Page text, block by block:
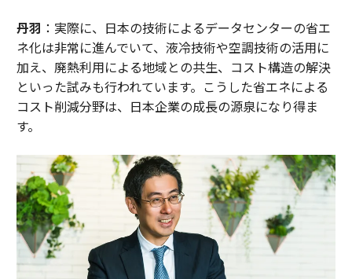
丹羽 ：実際に、日本の技術によるデータセンターの省エ
ネ化は非常に進んでいて、液冷技術や空調技術の活用に
加え、廃熱利用による地域との共生、コスト構造の解決
といった試みも行われています。こうした省エネによる
コスト削減分野は、日本企業の成長の源泉になり得ま
す。